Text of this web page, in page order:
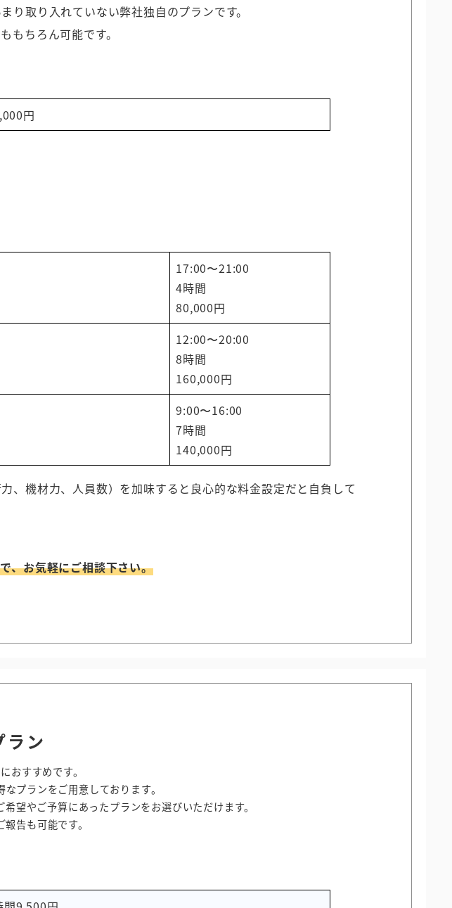
取り入れていない弊社独自のプランです。
もちろん可能です。
円
17:00〜21:00
4時間
80,000円
12:00〜20:00
8時間
160,000円
9:00〜16:00
7時間
140,000円
機材力、人員数）を加味すると良心的な料金設定だと自負して
、お気軽にご相談下さい。
ラン
おすすめです。
プランをご用意しております。
望やご予算にあったプランをお選びいただけます。
告も可能です。